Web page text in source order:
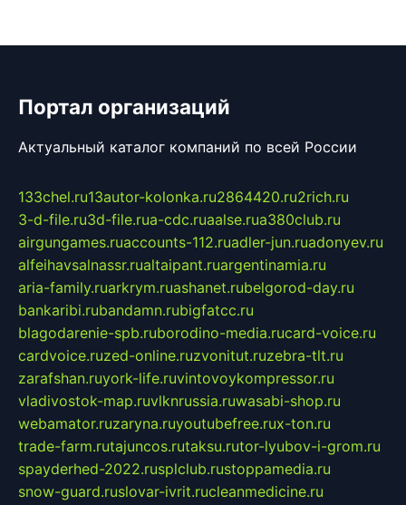
Портал организаций
Актуальный каталог компаний по всей России
133chel.ru13autor-kolonka.ru2864420.ru2rich.ru
3-d-file.ru3d-file.rua-cdc.ruaalse.rua380club.ru
airgungames.ruaccounts-112.ruadler-jun.ruadonyev.ru
alfeihavsalnassr.rualtaipant.ruargentinamia.ru
aria-family.ruarkrym.ruashanet.rubelgorod-day.ru
bankaribi.rubandamn.rubigfatcc.ru
blagodarenie-spb.ruborodino-media.rucard-voice.ru
cardvoice.ruzed-online.ruzvonitut.ruzebra-tlt.ru
zarafshan.ruyork-life.ruvintovoykompressor.ru
vladivostok-map.ruvlknrussia.ruwasabi-shop.ru
webamator.ruzaryna.ruyoutubefree.rux-ton.ru
trade-farm.rutajuncos.rutaksu.rutor-lyubov-i-grom.ru
spayderhed-2022.rusplclub.rustoppamedia.ru
snow-guard.ruslovar-ivrit.rucleanmedicine.ru